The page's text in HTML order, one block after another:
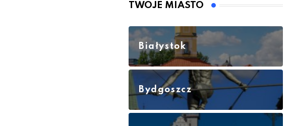
TWOJE MIASTO
Białystok
Bydgoszcz